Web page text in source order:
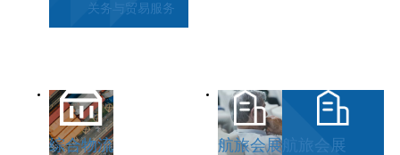
关务与贸易服务
综合物流 航旅会展航旅会展